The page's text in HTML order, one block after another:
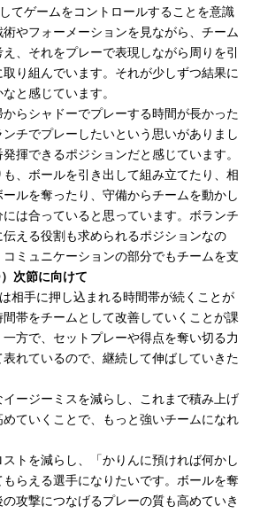
てゲームをコントロールすることを意識
やフォーメーションを見ながら、チーム
、それをプレーで表現しながら周りを引
り組んでいます。それが少しずつ結果に
と感じています。
らシャドーでプレーする時間が長かった
チでプレーしたいという思いがありまし
揮できるポジションだと感じています。
、ボールを引き出して組み立てたり、相
ルを奪ったり、守備からチームを動かし
は合っていると思っています。ボランチ
える役割も求められるポジションなの
ミュニケーションの部分でもチームを支
次節に向けて
相手に押し込まれる時間帯が続くことが
帯をチームとして改善していくことが課
方で、セットプレーや得点を奪い切る力
れているので、継続して伸ばしていきた
ージーミスを減らし、これまで積み上げ
ていくことで、もっと強いチームになれ
トを減らし、「かりんに預ければ何かし
らえる選手になりたいです。ボールを奪
攻撃につなげるプレーの質も高めていき